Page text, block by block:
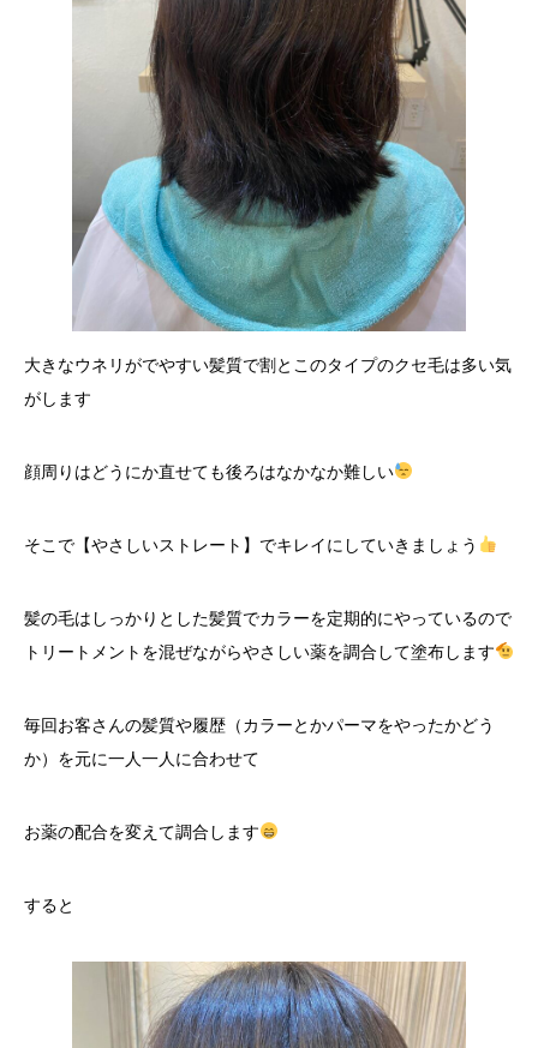
大きなウネリがでやすい髪質で割とこのタイプのクセ毛は多い気
がします
顔周りはどうにか直せても後ろはなかなか難しい
そこで【やさしいストレート】でキレイにしていきましょう
髪の毛はしっかりとした髪質でカラーを定期的にやっているので
トリートメントを混ぜながらやさしい薬を調合して塗布します
毎回お客さんの髪質や履歴（カラーとかパーマをやったかどう
か）を元に一人一人に合わせて
お薬の配合を変えて調合します
すると